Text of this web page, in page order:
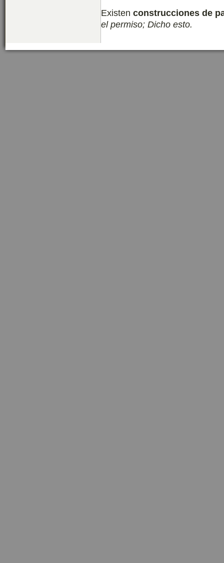
Existen construcciones de
el permiso; Dicho esto.